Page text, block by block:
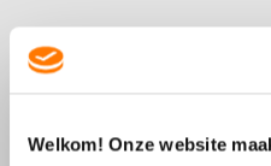
Welkom! Onze website